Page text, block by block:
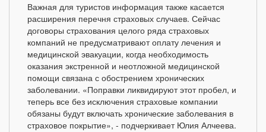
Важная для туристов информация также касается
расширения перечня страховых случаев. Сейчас
договоры страхования целого ряда страховых
компаний не предусматривают оплату лечения и
медицинской эвакуации, когда необходимость
оказания экстренной и неотложной медицинской
помощи связана с обострением хронических
заболевании. «Поправки ликвидируют этот пробел, и
теперь все без исключения страховые компании
обязаны будут включать хронические заболевания в
страховое покрытие», - подчеркивает Юлия Алчеева.